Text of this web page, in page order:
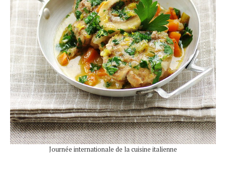
Journée internationale de la cuisine italienne